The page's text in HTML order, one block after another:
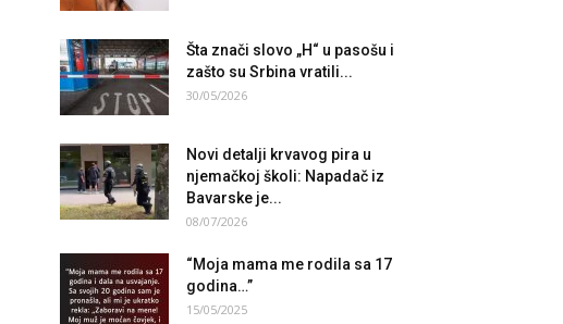
Šta znači slovo „H“ u pasošu i
zašto su Srbina vratili...
30/05/2026
Novi detalji krvavog pira u
njemačkoj školi: Napadač iz
Bavarske je...
08/07/2026
“Moja mama me rodila sa 17
godina…”
15/05/2025